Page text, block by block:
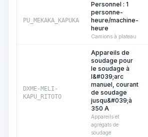
PU_MEKAKA_KAPUKA
Personnel : 1
personne-
heure/machine-
heure
Camions à plateau
DXME-MELI-
KAPU_RITOTO
Appareils de
soudage pour
le soudage à
l&#039;arc
manuel, courant
de soudage
jusqu&#039;à
350 A
Appareils et
agrégats de
soudage